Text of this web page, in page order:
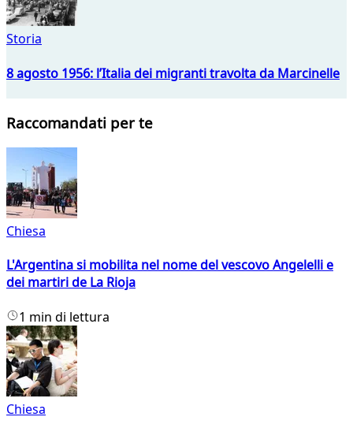
Storia
8 agosto 1956: l’Italia dei migranti travolta da Marcinelle
Raccomandati per te
Chiesa
L'Argentina si mobilita nel nome del vescovo Angelelli e
dei martiri de La Rioja
1 min di lettura
Chiesa